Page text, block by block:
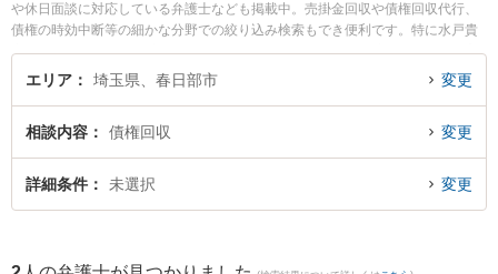
や休日面談に対応している弁護士なども掲載中。売掛金回収や債権回収代行、
債権の時効中断等の細かな分野での絞り込み検索もでき便利です。特に水戸貴
之法律事務所の水戸 貴之弁護士ややまぐち法律事務所の山口 翔一弁護士のプロ
フィール情報や弁護士費用、強みなどが注目されています。『春日部市で土日
で債権回収を法律相談できる春日部市内の弁護士に相談予約したい』などでお
困りの相談者さんにおすすめです。
エリア 埼玉県、春日部市 変更
相談内容 債権回収 変更
詳細条件 未選択 変更